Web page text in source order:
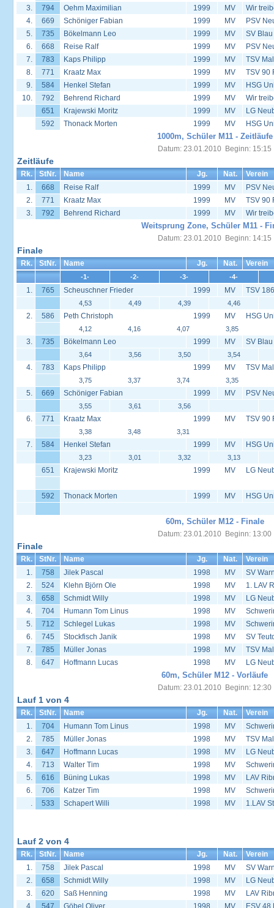
3.
794 Oehm Maximilian 1999 MV
Wir
4.
669 Schöniger Fabian 1999 MV
PSV
5.
735 Bökelmann Leo 1999 MV
SV
6.
668 Reise Ralf 1999 MV
PSV
7.
783 Kaps Philipp 1999 MV
TSV
8.
771 Kraatz Max 1999 MV
TSV 90
9.
584 Henkel Stefan 1999 MV
HSG
10.
792 Behrend Richard 1999 MV
Wir
651
Krajewski Moritz 1999 MV
LG
592
Thonack Morten 1999 MV HSG
1000m, Schüler M11 - Zeitläufe
Datum: 23.01.2010 Beginn: 15:15
Zeitläufe
Rk. StNr. Name Jg. Nat.
Verein
1.
668 Reise Ralf 1999 MV
PSV
2.
771 Kraatz Max 1999 MV
TSV 90
3.
792 Behrend Richard 1999 MV Wir
Weitsprung Zone, Schüler M11 -
Datum: 23.01.2010 Beginn: 14:15
Finale
Rk. StNr. Name Jg. Nat. Verein
-1- -2- -3- -4-
1. 765 Scheuschner Frieder 1999 MV TSV
4,53 4,49 4,39 4,46
2. 586 Peth Christoph 1999 MV HSG
4,12 4,16 4,07 3,85
3. 735 Bökelmann Leo 1999 MV SV
3,64 3,56 3,50 3,54
4. 783 Kaps Philipp 1999 MV TSV
3,75 3,37 3,74 3,35
5. 669 Schöniger Fabian 1999 MV PSV
3,55 3,61 3,56
6. 771 Kraatz Max 1999 MV TSV 90
3,38 3,48 3,31
7. 584 Henkel Stefan 1999 MV HSG
3,23 3,01 3,32 3,13
651 Krajewski Moritz 1999 MV LG
592 Thonack Morten 1999 MV HSG
60m, Schüler M12 - Finale
Datum: 23.01.2010 Beginn: 13:00
Finale
Rk. StNr. Name Jg. Nat.
Verein
1.
758 Jilek Pascal 1998 MV
SV
2.
524 Klehn Björn Ole 1998 MV
1. LAV
3.
658 Schmidt Willy 1998 MV
LG
4.
704 Humann Tom Linus 1998 MV
5.
712 Schlegel Lukas 1998 MV
6.
745 Stockfisch Janik 1998 MV
SV
7.
785 Müller Jonas 1998 MV
TSV
8.
647 Hoffmann Lucas 1998 MV LG
60m, Schüler M12 - Vorläufe
Datum: 23.01.2010 Beginn: 12:30
Lauf 1 von 4
Rk. StNr. Name Jg. Nat.
Verein
1.
704 Humann Tom Linus 1998 MV
2.
785 Müller Jonas 1998 MV
TSV
3.
647 Hoffmann Lucas 1998 MV
LG
4.
713 Walter Tim 1998 MV
5.
616 Büning Lukas 1998 MV
LAV
6.
706 Katzer Tim 1998 MV
.
533 Schapert Willi 1998 MV 1.LAV
Lauf 2 von 4
Rk. StNr. Name Jg. Nat.
Verein
1.
758 Jilek Pascal 1998 MV
SV
2.
658 Schmidt Willy 1998 MV
LG
3.
620 Saß Henning 1998 MV
LAV
4.
547 Göbel Oliver 1998 MV ESV 48